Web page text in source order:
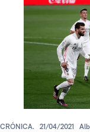
CRÓNICA. 21/04/2021